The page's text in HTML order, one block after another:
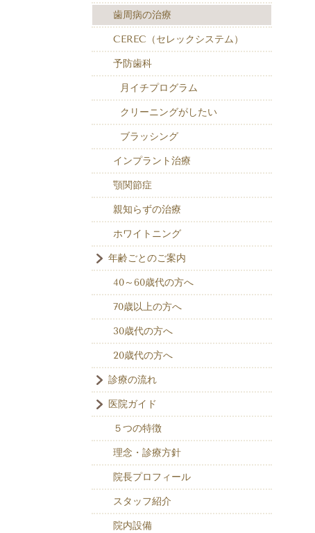
歯周病の治療
CEREC（セレックシステム）
予防歯科
月イチプログラム
クリーニングがしたい
ブラッシング
インプラント治療
顎関節症
親知らずの治療
ホワイトニング
年齢ごとのご案内
40～60歳代の方へ
70歳以上の方へ
30歳代の方へ
20歳代の方へ
診療の流れ
医院ガイド
５つの特徴
理念・診療方針
院長プロフィール
スタッフ紹介
院内設備